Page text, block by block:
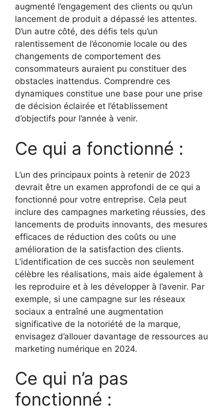
augmenté l’engagement des clients ou qu’un
lancement de produit a dépassé les attentes.
D’un autre côté, des défis tels qu’un
ralentissement de l’économie locale ou des
changements de comportement des
consommateurs auraient pu constituer des
obstacles inattendus. Comprendre ces
dynamiques constitue une base pour une prise
de décision éclairée et l’établissement
d’objectifs pour l’année à venir.
Ce qui a fonctionné :
L’un des principaux points à retenir de 2023
devrait être un examen approfondi de ce qui a
fonctionné pour votre entreprise. Cela peut
inclure des campagnes marketing réussies, des
lancements de produits innovants, des mesures
efficaces de réduction des coûts ou une
amélioration de la satisfaction des clients.
L’identification de ces succès non seulement
célèbre les réalisations, mais aide également à
les reproduire et à les développer à l’avenir. Par
exemple, si une campagne sur les réseaux
sociaux a entraîné une augmentation
significative de la notoriété de la marque,
envisagez d’allouer davantage de ressources au
marketing numérique en 2024.
Ce qui n’a pas
fonctionné :